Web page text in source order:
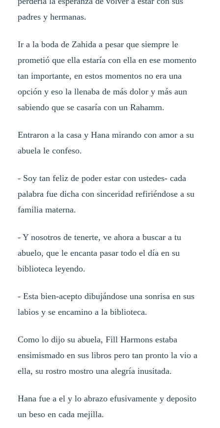
padres y hermanas.
Ir a la boda de Zahida a pesar que siempre le
prometió que ella estaría con ella en ese momento
tan importante, en estos momentos no era una
opción y eso la llenaba de más dolor y más aun
sabiendo que se casaría con un Rahamm.
Entraron a la casa y Hana mirando con amor a su
abuela le confeso.
- Soy tan feliz de poder estar con ustedes- cada
palabra fue dicha con sinceridad refiriéndose a su
familia materna.
- Y nosotros de tenerte, ve ahora a buscar a tu
abuelo, que le encanta pasar todo el día en su
biblioteca leyendo.
- Esta bien-acepto dibujándose una sonrisa en sus
labios y se encamino a la biblioteca.
Como lo dijo su abuela, Fill Harmons estaba
ensimismado en sus libros pero tan pronto la vio a
ella, su rostro mostro una alegría inusitada.
Hana fue a el y lo abrazo efusivamente y deposito
un beso en cada mejilla.